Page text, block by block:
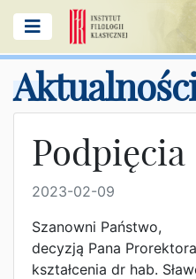
Podpięcia
2023-02-09
Szanowni Państwo,
decyzją Pana
kształcenia dr hab.